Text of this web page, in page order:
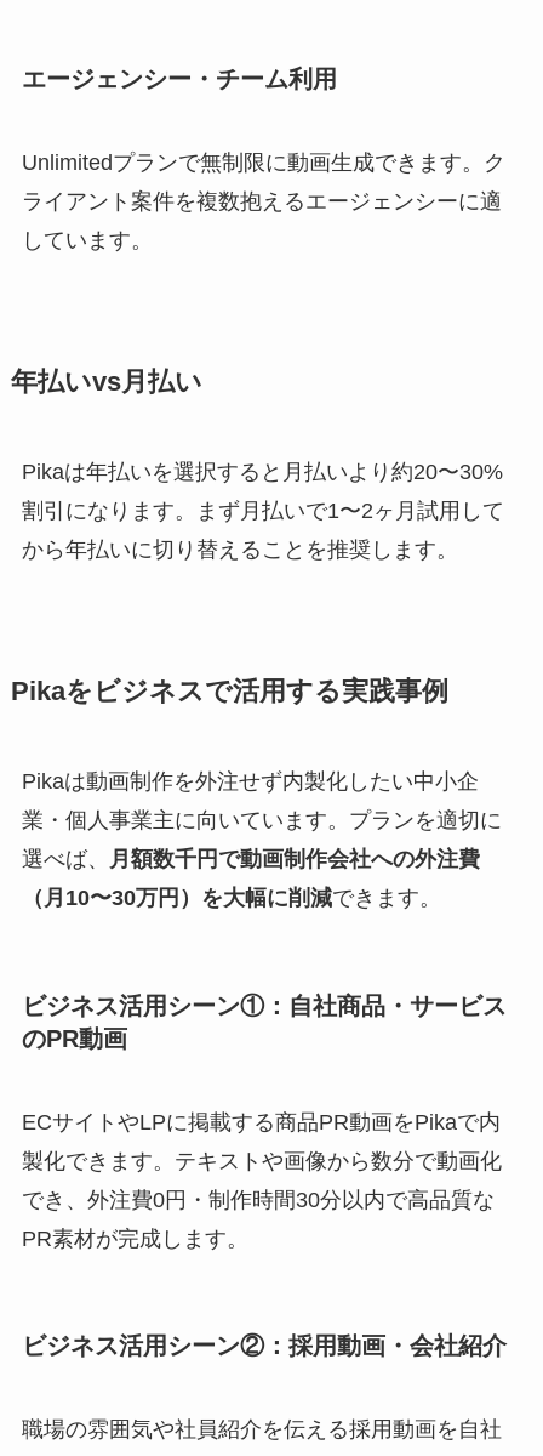
エージェンシー・チーム利用
Unlimitedプランで無制限に動画生成できます。ク
ライアント案件を複数抱えるエージェンシーに適
しています。
年払いvs月払い
Pikaは年払いを選択すると月払いより約20〜30%
割引になります。まず月払いで1〜2ヶ月試用して
から年払いに切り替えることを推奨します。
Pikaをビジネスで活用する実践事例
Pikaは動画制作を外注せず内製化したい中小企
業・個人事業主に向いています。プランを適切に
選べば、
月額数千円で動画制作会社への外注費
（月10〜30万円）を大幅に削減できます。
ビジネス活用シーン①：自社商品・サービス
のPR動画
ECサイトやLPに掲載する商品PR動画をPikaで内
製化できます。テキストや画像から数分で動画化
でき、外注費0円・制作時間30分以内で高品質な
PR素材が完成します。
ビジネス活用シーン②：採用動画・会社紹介
職場の雰囲気や社員紹介を伝える採用動画を自社